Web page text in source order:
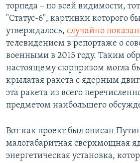
торпеда – по всей видимости,
"Статус-6", картинки которого
утверждалось, случайно
телевидением в репортаже о
военными в 2015 году. Таким
настоящему сюрпризом могла
крылатая ракета с ядерным
эта ракета из всего
предметом наибольшего
Вот как проект был описан
малогабаритная сверхмощная
энергетическая установка,